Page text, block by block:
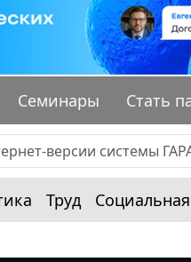
Семинары Стать
Труд